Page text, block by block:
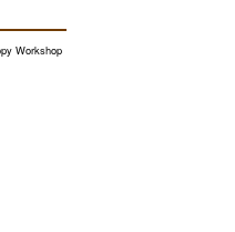
Workshop